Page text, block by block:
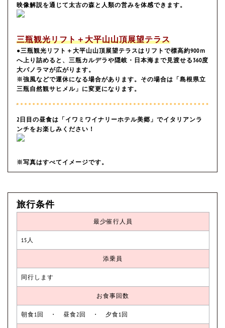
映像解説を通じて太古の森と人類の営みを体感できます。
三瓶観光リフト＋大平山山頂展望テラス
●三瓶観光リフト＋大平山山頂展望テラスはリフトで標高約900ｍ
へ上り詰めると、三瓶カルデラや隠岐・日本海まで見渡せる360度
大パノラマが広がります。
※強風などで運休になる場合があります。その場合は「島根県立
三瓶自然観サヒメル」に変更になります。
2日目の昼食は「イワミワイナリーホテル美郷」でイタリアンラ
ンチをお楽しみください！
※写真はすべてイメージです。
旅行条件
最少催行人員
15人
添乗員
同行します
お食事回数
朝食1回 ・ 昼食2回 ・ 夕食1回